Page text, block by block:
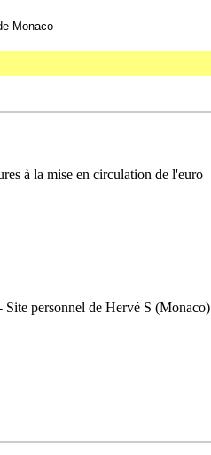
Monaco
à la mise en circulation de l'euro
personnel de Hervé S (Monaco)